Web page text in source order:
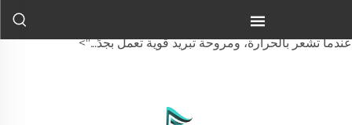
في المرآب لإصلاح السيارات أو العبث بالماكينات يصبح أقل متعةً
عندما تشعر بالحرارة، ومروحة تبريد قوية تعمل بجدٍّ...">